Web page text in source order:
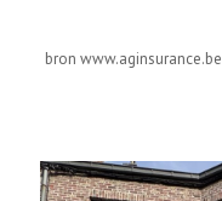
bron www.aginsurance.be